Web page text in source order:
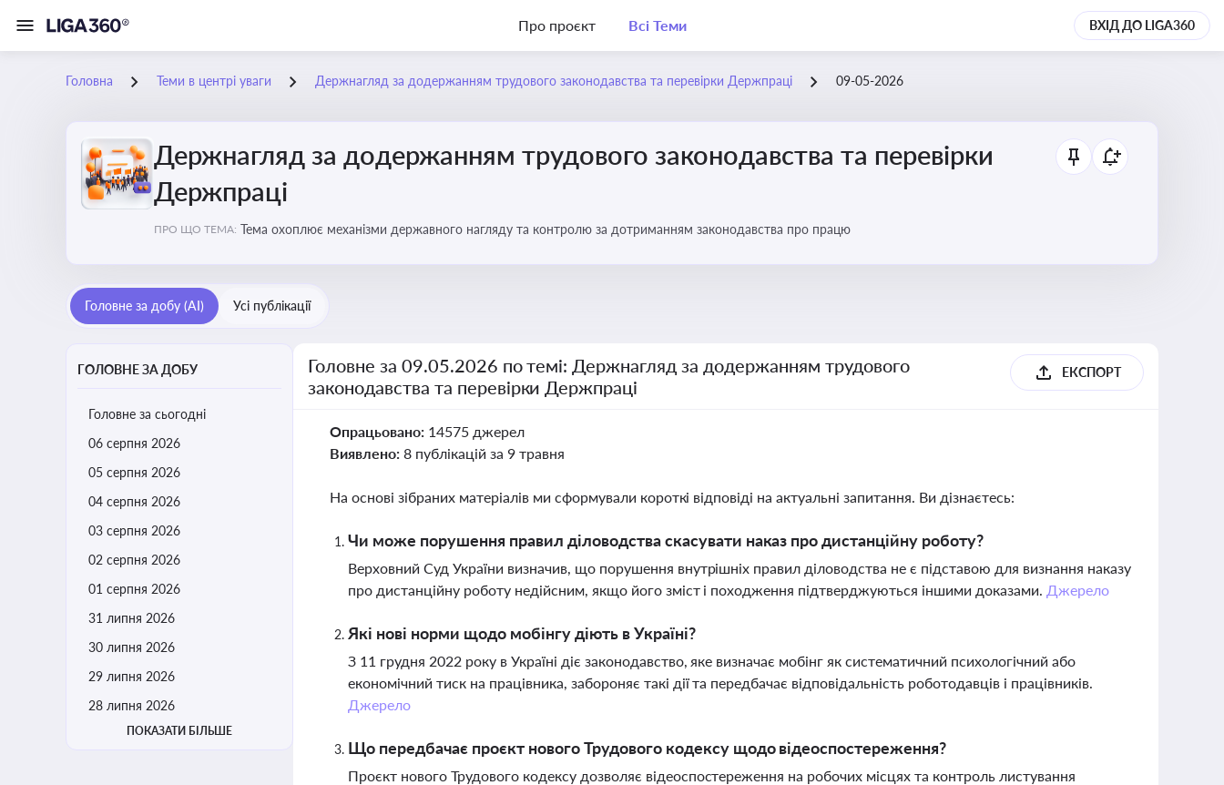
Про проєкт Всі Теми ВХІД ДО LIGA360
Головна Теми в центрі уваги Держнагляд за додержанням трудового законодавства та перевірки Держпраці 09-05-2026
Держнагляд за додержанням трудового законодавства та перевірки
Держпраці
ПРО ЩО ТЕМА: Тема охоплює механізми державного нагляду та контролю за дотриманням законодавства про працю
Головне за добу (AI) Усі публікації
ГОЛОВНЕ ЗА ДОБУ
Головне за сьогодні
06 серпня 2026
05 серпня 2026
04 серпня 2026
03 серпня 2026
02 серпня 2026
01 серпня 2026
31 липня 2026
30 липня 2026
29 липня 2026
28 липня 2026
ПОКАЗАТИ БІЛЬШЕ
Головне за 09.05.2026 по темі: Держнагляд за додержанням трудового
законодавства та перевірки Держпраці
ЕКСПОРТ
Опрацьовано: 14575 джерел
Виявлено: 8 публікацій за 9 травня
На основі зібраних матеріалів ми сформували короткі відповіді на актуальні запитання. Ви дізнаєтесь:
Чи може порушення правил діловодства скасувати наказ про дистанційну роботу?
Верховний Суд України визначив, що порушення внутрішніх правил діловодства не є підставою для визнання наказу
про дистанційну роботу недійсним, якщо його зміст і походження підтверджуються іншими доказами. Джерело
Які нові норми щодо мобінгу діють в Україні?
З 11 грудня 2022 року в Україні діє законодавство, яке визначає мобінг як систематичний психологічний або
економічний тиск на працівника, забороняє такі дії та передбачає відповідальність роботодавців і працівників.
Джерело
Що передбачає проєкт нового Трудового кодексу щодо відеоспостереження?
Проєкт нового Трудового кодексу дозволяє відеоспостереження на робочих місцях та контроль листування